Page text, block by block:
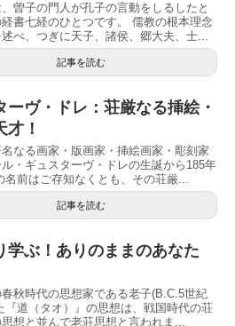
、曽子の門人が孔子の言動をしるしたと
書七経のひとつです。 儒教の根本理念
べ、つぎに天子、諸侯、郷大夫、士...
記事を読む
ーヴ・ドレ：荘厳なる挿絵・
才！
なる画家・版画家・挿絵画家・彫刻家
・ギュスターヴ・ドレの生誕から185年
名前はご存知なくとも、その荘厳...
記事を読む
学ぶ！ありのままのあなた
秋時代の思想家である老子(B.C.5世紀
『道（タオ）』の思想は、戦国時代の荘
想と並んで老荘思想と言われま...